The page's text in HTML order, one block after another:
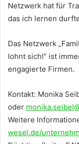
Netzwerk hat für
das ich lernen
Das Netzwerk
lohnt sich!“ ist
engagierte Firmen.
Kontakt: Monika
oder
Weitere
wesel.de/